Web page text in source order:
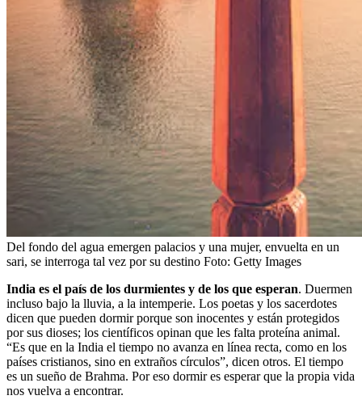
Del fondo del agua emergen palacios y una mujer, envuelta en un
sari, se interroga tal vez por su destino Foto: Getty Images
India es el país de los durmientes y de los que esperan. Duermen
incluso bajo la lluvia, a la intemperie. Los poetas y los sacerdotes
dicen que pueden dormir porque son inocentes y están protegidos
por sus dioses; los científicos opinan que les falta proteína animal.
“Es que en la India el tiempo no avanza en línea recta, como en los
países cristianos, sino en extraños círculos”, dicen otros. El tiempo
es un sueño de Brahma. Por eso dormir es esperar que la propia vida
nos vuelva a encontrar.